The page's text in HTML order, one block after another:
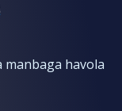
havola